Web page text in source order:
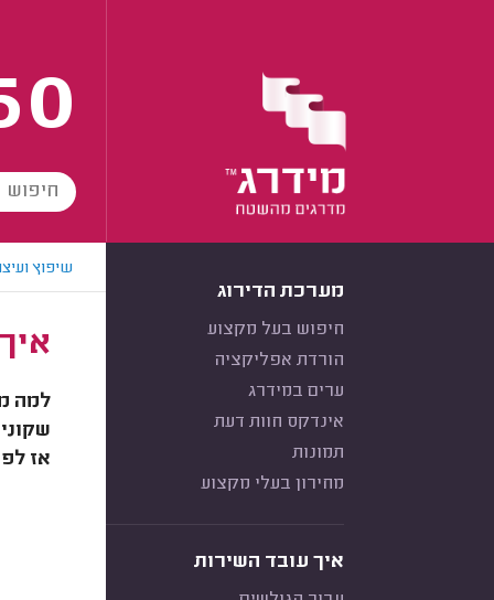
מערכת הדירוג
חיפוש בעל מקצוע
הורדת אפליקציה
ערים במידרג
אינדקס חוות דעת
תמונות
מחירון בעלי מקצוע
איך עובד השירות
שיפוץ
למה
אז